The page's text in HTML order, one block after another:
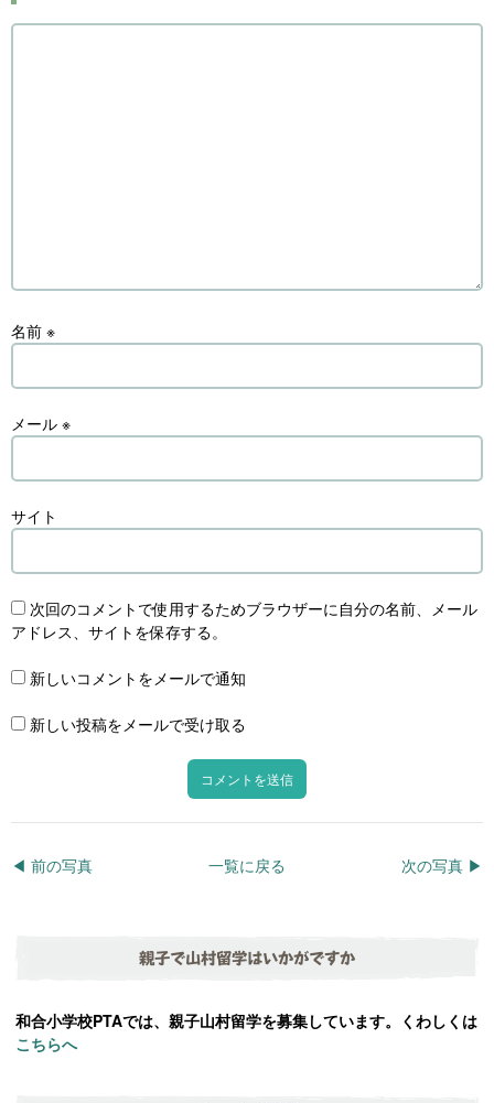
名前 ※
メール ※
サイト
次回のコメントで使用するためブラウザーに自分の名前、メール
アドレス、サイトを保存する。
新しいコメントをメールで通知
新しい投稿をメールで受け取る
◀︎ 前の写真 次の写真 ▶︎
一覧に戻る
親子で山村留学はいかがですか
和合小学校PTAでは、親子山村留学を募集しています。くわしくは
こちらへ